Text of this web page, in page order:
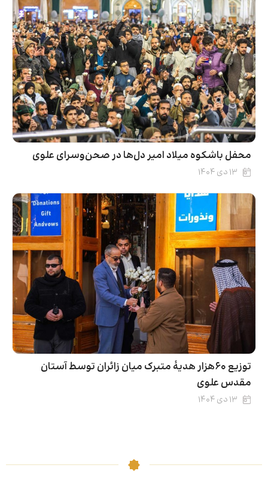
محفل باشکوه میلاد امیر دل‌ها در صحن‌وسرای علوی
۱۳ دی ۱۴۰۴
توزیع ۶۰هزار هدیۀ متبرک میان زائران توسط آستان
مقدس علوی
۱۳ دی ۱۴۰۴